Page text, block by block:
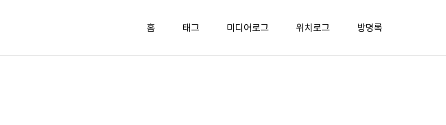
홈 태그 미디어로그 위치로그 방명록